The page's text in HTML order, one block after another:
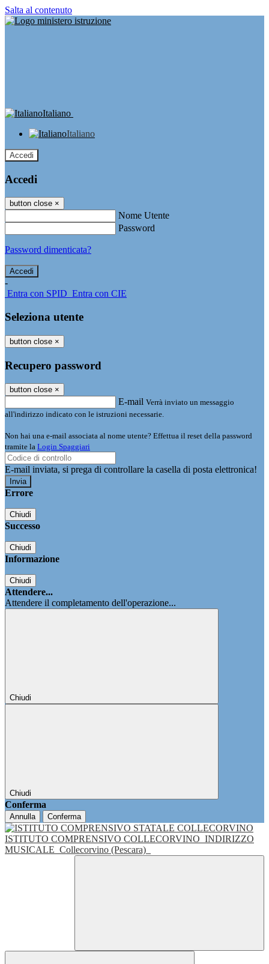
Salta al contenuto
Italiano
Italiano
Accedi
Accedi
button close ×
Nome Utente
Password
Password dimenticata?
-
Entra con SPID Entra con CIE
Seleziona utente
button close ×
Recupero password
button close ×
E-mail Verrà inviato un messaggio
all'indirizzo indicato con le istruzioni necessarie.
Non hai una e-mail associata al nome utente? Effettua il reset della password
tramite la Login Spaggiari
E-mail inviata, si prega di controllare la casella di posta elettronica!
Errore
Chiudi
Successo
Chiudi
Informazione
Chiudi
Attendere...
Attendere il completamento dell'operazione...
Chiudi
Chiudi
Conferma
Annulla Conferma
ISTITUTO COMPRENSIVO COLLECORVINO INDIRIZZO
MUSICALE Collecorvino (Pescara)